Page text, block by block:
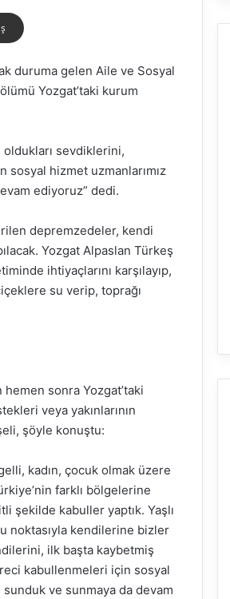
duruma gelen Aile ve Sosyal
Yozgat’taki kurum
sevdiklerini,
sosyal hizmet uzmanlarımız
ediyoruz” dedi.
depremzedeler, kendi
Yozgat Alpaslan Türkeş
ihtiyaçlarını karşılayıp,
su verip, toprağı
sonra Yozgat’taki
veya yakınlarının
şöyle konuştu:
kadın, çocuk olmak üzere
farklı bölgelerine
şekilde kabuller yaptık. Yaşlı
noktasıyla kendilerine bizler
ilk başta kaybetmiş
kabullenmeleri için sosyal
ve sunmaya da devam